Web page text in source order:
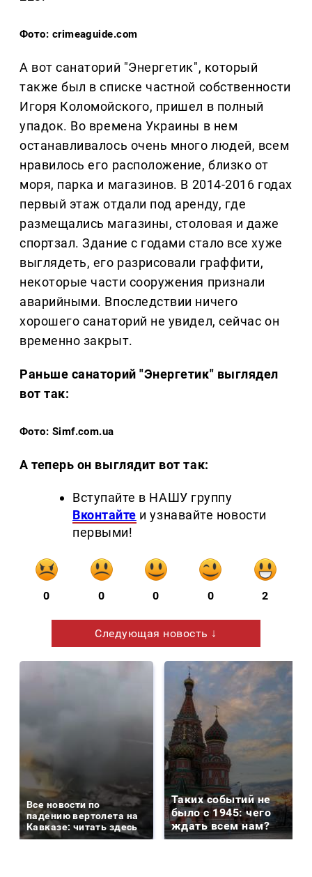
Фото: crimeaguide.com
А вот санаторий "Энергетик", который
также был в списке частной собственности
Игоря Коломойского, пришел в полный
упадок. Во времена Украины в нем
останавливалось очень много людей, всем
нравилось его расположение, близко от
моря, парка и магазинов. В 2014-2016 годах
первый этаж отдали под аренду, где
размещались магазины, столовая и даже
спортзал. Здание с годами стало все хуже
выглядеть, его разрисовали граффити,
некоторые части сооружения признали
аварийными. Впоследствии ничего
хорошего санаторий не увидел, сейчас он
временно закрыт.
Раньше санаторий "Энергетик" выглядел
вот так:
Фото: Simf.com.ua
А теперь он выглядит вот так:
Вступайте в НАШУ группу
Вконтайте и узнавайте новости
первыми!
0 0 0 0 2
Следующая новость ↓
Все новости по
падению вертолета на
Кавказе: читать здесь
Таких событий не
было с 1945: чего
ждать всем нам?